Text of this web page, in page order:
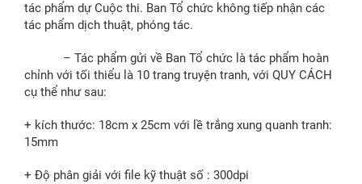
tác phẩm dự Cuộc thi. Ban Tổ chức không tiếp nhận các
tác phẩm dịch thuật, phóng tác.
– Tác phẩm gửi về Ban Tổ chức là tác phẩm hoàn
chỉnh với tối thiểu là 10 trang truyện tranh, với QUY CÁCH
cụ thể như sau:
+ kích thước: 18cm x 25cm với lề trắng xung quanh tranh:
15mm
+ Độ phân giải với file kỹ thuật số : 300dpi